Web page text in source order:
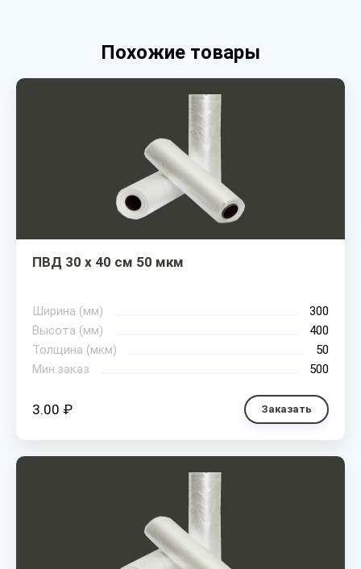
Похожие товары
ПВД 30 х 40 см 50 мкм
Ширина (мм)
300
Высота (мм)
400
Толщина (мкм)
50
Мин.заказ
500
3.00 ₽ Заказать